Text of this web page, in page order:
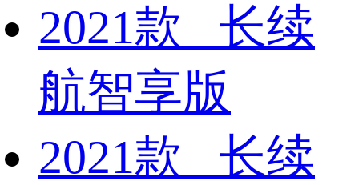
2021款 长续
航智享版
2021款 长续